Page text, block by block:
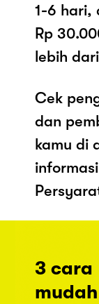
1-6 hari,
Rp
lebih
Cek
dan
kamu di
3 cara
mudah